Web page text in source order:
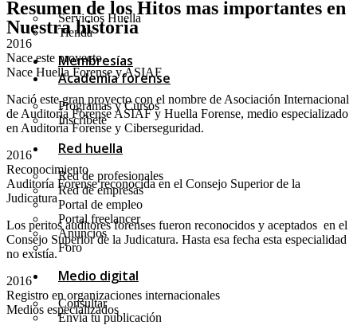
Servicios Huella
Tienda
Membresías
Academia forense
Programas y Cursos
Inscríbete
Red huella
Red de profesionales
Red de empresas
Portal de empleo
Portal freelancer
Anuncios
Foro
Medio digital
Consultar
Envía tu publicación
Resumen de los Hitos mas importantes en
Nuestra historia
2016
Nace este proyecto
Nace Huella Forense y ASIAF
Nació este gran proyecto con el nombre de Asociación Internacional
de Auditoría Forense ASIAF y Huella Forense, medio especializado
en Auditoría Forense y Ciberseguridad.
2016
Reconocimiento
Auditoría Forense reconocida en el Consejo Superior de la
Judicatura
Los peritos auditores forenses fueron reconocidos y aceptados en el
Consejo Superior de la Judicatura. Hasta esa fecha esta especialidad
no existía.
2016
Registro en organizaciones internacionales
Medios especializados